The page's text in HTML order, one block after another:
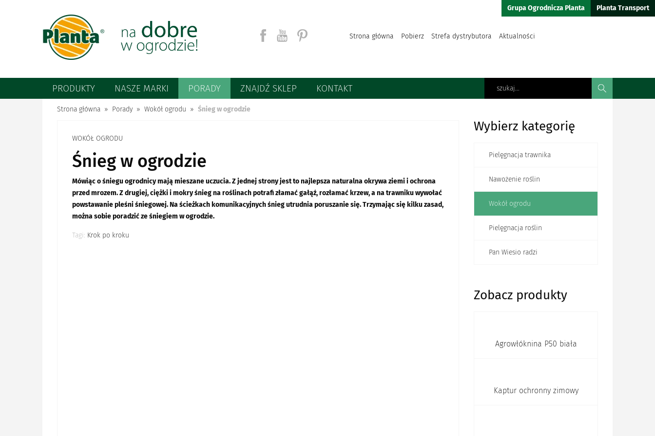
Strona główna Pobierz Strefa dystrybutora Aktualności
Grupa Ogrodnicza Planta Planta Transport
PRODUKTY NASZE MARKI PORADY ZNAJDŹ SKLEP KONTAKTSzukaj
Strona główna Porady Wokół ogrodu Śnieg w ogrodzie
WOKÓŁ OGRODU
Śnieg w ogrodzie
Mówiąc o śniegu ogrodnicy mają mieszane uczucia. Z jednej strony jest to najlepsza naturalna okrywa ziemi i ochrona
przed mrozem. Z drugiej, ciężki i mokry śnieg na roślinach potrafi złamać gałąź, rozłamać krzew, a na trawniku wywołać
powstawanie pleśni śniegowej. Na ścieżkach komunikacyjnych śnieg utrudnia poruszanie się. Trzymając się kilku zasad,
można sobie poradzić ze śniegiem w ogrodzie.
Tagi: Krok po kroku
Wybierz kategorię
Pielęgnacja trawnika
Nawożenie roślin
Wokół ogrodu
Pielęgnacja roślin
Pan Wiesio radzi
Zobacz produkty
Agrowłóknina P50 biała
Kaptur ochronny zimowy